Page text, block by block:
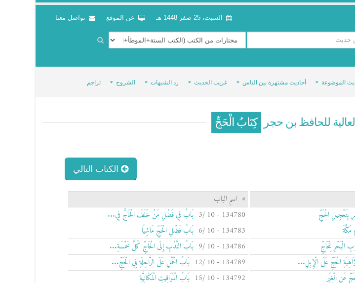
السبت، 25 صفر 1448 هـ عن الموقع تواصل معنا
الموضوعة أحاديث مشتهرة بين الناس غريب الحديث رد الشبهات الشروح تراجم
للحافظ بن حجر كِتَابُ الْحَجِّ
الكتاب التالي
# اسم الباب
بِتَعْجِيلِ الْحَجِّ 134780 - 10 /3
بَابٌ فِي فَضْلِ مَنْ خَلَفَ الْحَاجَّ فِي...
134783 - 10 /6
بَابُ فَضْلِ الْحَجِّ مَاشِيًا
الْبَحْرِ لِلْحَاجِّ 134786 - 10 /9
بَابُ النَّدْبِ إِلَى الْحَاجِّ كُلَّ خَمْسَةِ...
الْحَجِّ عَلَى الْإِبِلِ... 134789 - 10 /12
بَابُ الْحَمْلِ عَلَى الرَّاحِلَةِ فِي الْحَجِّ...
عَنِ الْغِيَرِ 134792 - 10 /15
بَابُ الْمَوَاقِيتِ الْمَكَانِيَّةِ